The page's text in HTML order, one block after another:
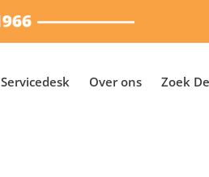
Servicedesk Over ons Zoek